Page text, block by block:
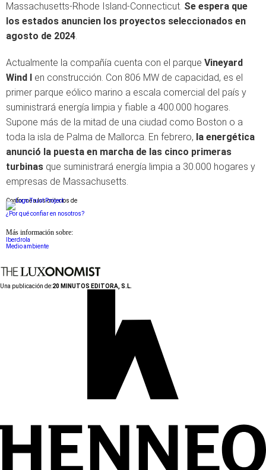
Massachusetts-Rhode Island-Connecticut. Se espera que
los estados anuncien los proyectos seleccionados en
agosto de 2024.
Actualmente la compañía cuenta con el parque Vineyard
Wind I en construcción. Con 806 MW de capacidad, es el
primer parque eólico marino a escala comercial del país y
suministrará energía limpia y fiable a 400.000 hogares.
Supone más de la mitad de una ciudad como Boston o a
toda la isla de Palma de Mallorca. En febrero, la energética
anunció la puesta en marcha de las cinco primeras
turbinas que suministrará energía limpia a 30.000 hogares y
empresas de Massachusetts.
Conforme a los criterios de
¿Por qué confiar en nosotros?
Más información sobre:
Iberdrola
Medio ambiente
Una publicación de:20 MINUTOS EDITORA, S.L.